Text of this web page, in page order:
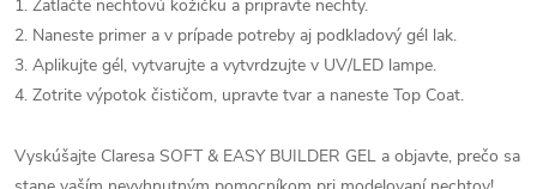
1. Zatlačte nechtovú kožičku a pripravte nechty.
2. Naneste primer a v prípade potreby aj podkladový gél lak.
3. Aplikujte gél, vytvarujte a vytvrdzujte v UV/LED lampe.
4. Zotrite výpotok čističom, upravte tvar a naneste Top Coat.
Vyskúšajte Claresa SOFT & EASY BUILDER GEL a objavte, prečo sa